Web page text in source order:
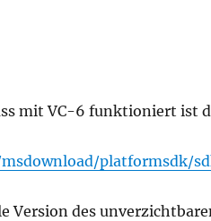
mit VC-6 funktioniert ist
platformsdk/
Version des